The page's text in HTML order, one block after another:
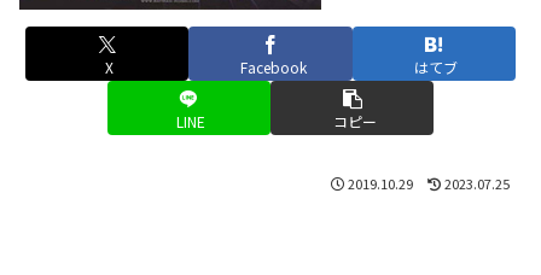
X Facebook はてブ
LINE コピー
2019.10.29 2023.07.25